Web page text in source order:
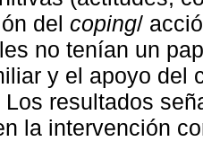
del coping/
no tenían un
y el apoyo del
resultados
la intervención